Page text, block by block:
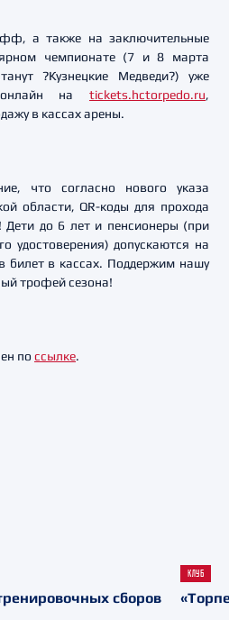
а также на заключительные
чемпионате (7 и 8 марта
?Кузнецкие Медведи?) уже
на tickets.hctorpedo.ru,
в кассах арены.
что согласно нового указа
области, QR-коды для прохода
Дети до 6 лет и пенсионеры (при
удостоверения) допускаются на
билет в кассах. Поддержим нашу
трофей сезона!
по ссылке.
сборов
КЛУБ